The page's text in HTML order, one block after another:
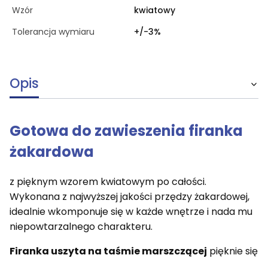
Wzór
kwiatowy
Tolerancja wymiaru
+/-3%
Opis
Gotowa do zawieszenia firanka
żakardowa
z pięknym wzorem kwiatowym po całości.
Wykonana z najwyższej jakości przędzy żakardowej,
idealnie wkomponuje się w każde wnętrze i nada mu
niepowtarzalnego charakteru.
Firanka uszyta na taśmie marszczącej pięknie się